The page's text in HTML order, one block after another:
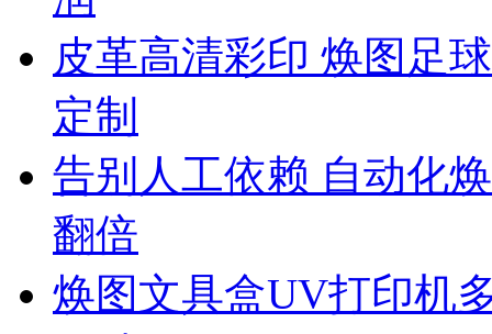
皮革高清彩印 焕图足
定制
告别人工依赖 自动化
翻倍
焕图文具盒UV打印机